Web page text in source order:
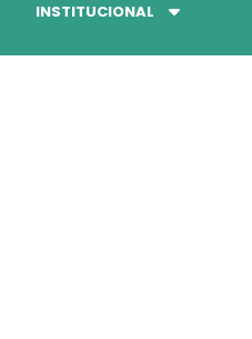
INSTITUCIONAL